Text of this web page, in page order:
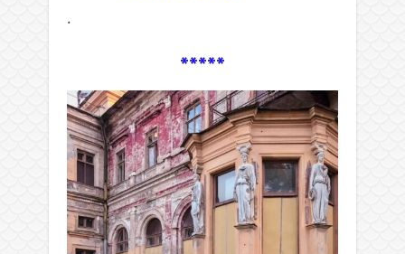
.
*****